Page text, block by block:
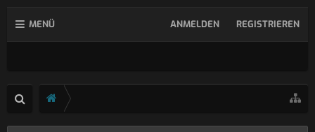
MENÜ ANMELDEN REGISTRIEREN